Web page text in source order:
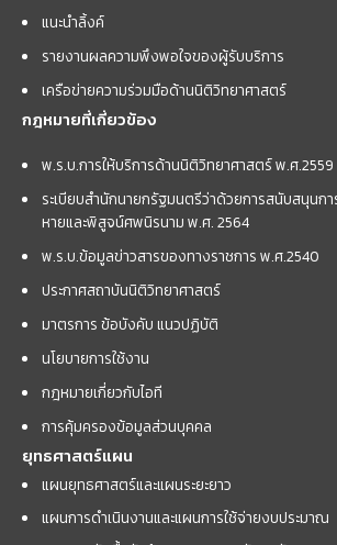
แนะนำลิ้งค์
รายงานผลความพึงพอใจของผู้รับบริการ
เครือข่ายความร่วมมือด้านนิติวิทยาศาสตร์
กฎหมายที่เกี่ยวข้อง
พ.ร.บ.การให้บริการด้านนิติวิทยาศาสตร์ พ.ศ
ระเบียบสำนักนายกรัฐมนตรีว่าด้วยการสนับสนุน
หายและพิสูจน์ศพนิรนาม พ.ศ. 2564
พ.ร.บ.ข้อมูลข่าวสารของทางราชการ พ.ศ.2540
ประกาศสถาบันนิติวิทยาศาสตร์
มาตรการ ข้อบังคับ แนวปฏิบัติ
นโยบายการใช้งาน
กฎหมายเกี่ยวกับไอที
การคุ้มครองข้อมูลส่วนบุคคล
ยุทธศาสตร์แผน
แผนยุทธศาสตร์และแผนระยะยาว
แผนการดำเนินงานและแผนการใช้จ่ายงบประมาณ